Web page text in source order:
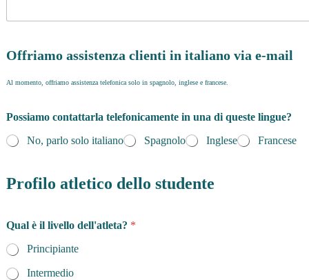
Offriamo assistenza clienti in italiano via e-mail
Al momento, offriamo assistenza telefonica solo in spagnolo, inglese e francese.
Possiamo contattarla telefonicamente in una di queste lingue?
No, parlo solo italiano
Spagnolo Inglese Francese
Profilo atletico dello studente
Qual è il livello dell'atleta? *
Principiante
Intermedio